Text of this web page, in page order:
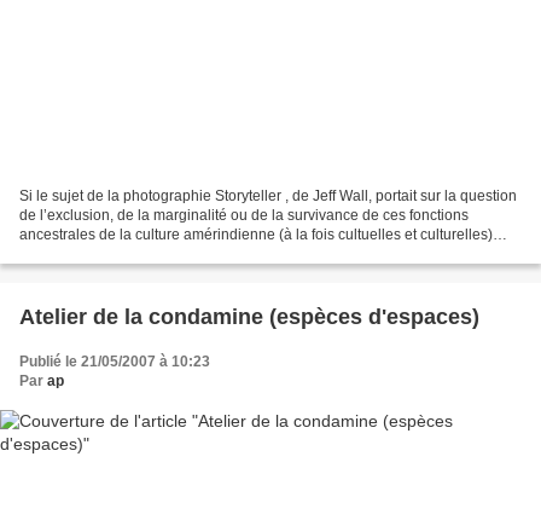
Si le sujet de la photographie Storyteller , de Jeff Wall, portait sur la question
de l’exclusion, de la marginalité ou de la survivance de ces fonctions
ancestrales de la culture amérindienne (à la fois cultuelles et culturelles)
Atelier de la condamine (espèces d'espaces)
Publié le 21/05/2007 à 10:23
Par ap